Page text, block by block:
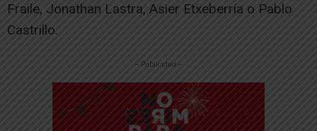
Fraile, Jonathan Lastra, Asier Etxeberría o Pablo
Castrillo.
-- Publicidad --